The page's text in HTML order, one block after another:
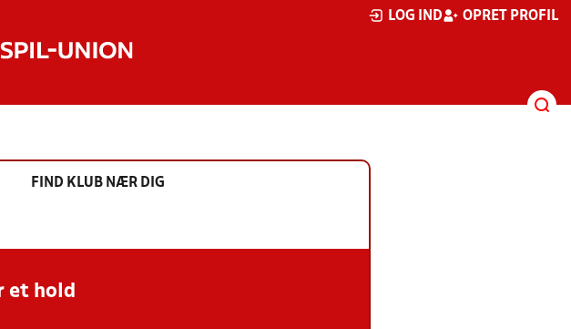
LOG IND OPRET PROFIL
FIND KLUB NÆR DIG
et hold